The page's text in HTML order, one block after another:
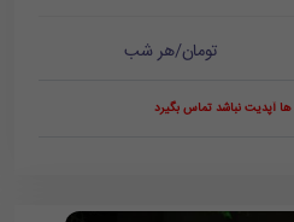
تومان/هر شب
آپدیت نباشد تماس بگیرد